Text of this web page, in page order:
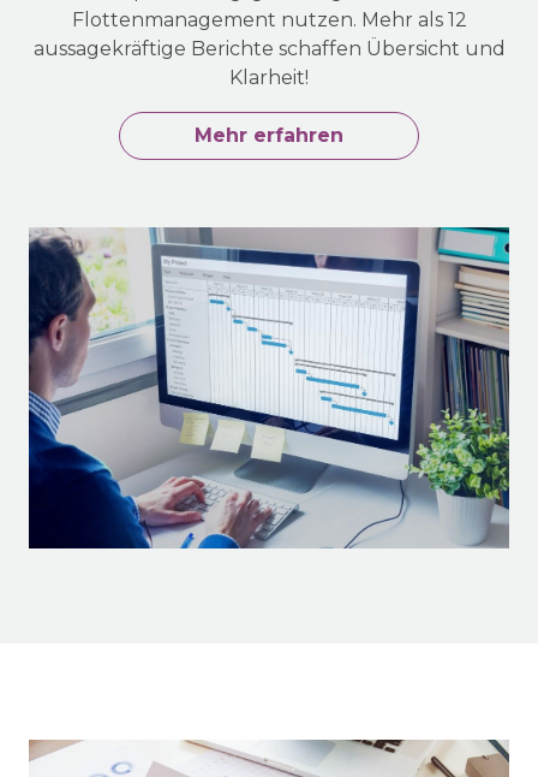
Flottenmanagement nutzen. Mehr als 12
aussagekräftige Berichte schaffen Übersicht und
Klarheit!
Mehr erfahren